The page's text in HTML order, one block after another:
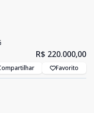
R$ 220.000,00
Favorito